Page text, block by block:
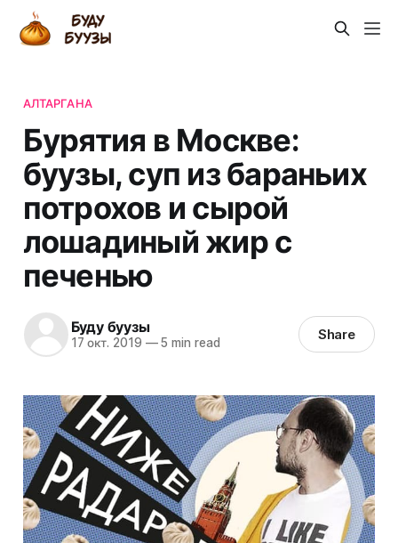
АЛТАРГАНА
Бурятия в Москве:
буузы, суп из бараньих
потрохов и сырой
лошадиный жир с
печенью
Буду буузы
17 окт. 2019 —5 min read Share